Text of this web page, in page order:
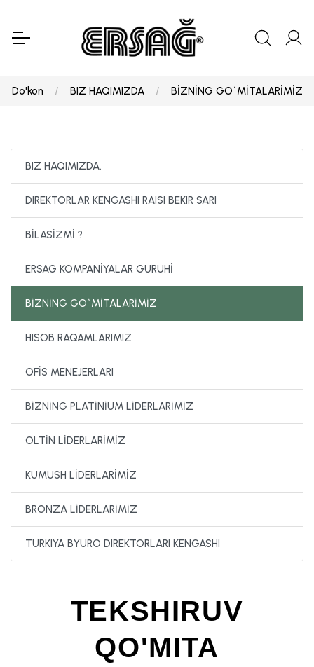
Do'kon BIZ HAQIMIZDA BİZNİNG GO`MİTALARİMİZ
BIZ HAQIMIZDA.
DIREKTORLAR KENGASHI RAISI BEKIR SARI
BİLASİZMİ ?
ERSAG KOMPANİYALAR GURUHİ
BİZNİNG GO`MİTALARİMİZ
HISOB RAQAMLARIMIZ
OFİS MENEJERLARI
BİZNİNG PLATİNİUM LİDERLARİMİZ
OLTİN LİDERLARİMİZ
KUMUSH LİDERLARİMİZ
BRONZA LİDERLARİMİZ
TURKIYA BYURO DIREKTORLARI KENGASHI
TEKSHIRUV
QO'MITA